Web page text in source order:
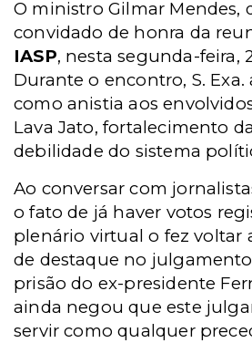
O ministro Gilmar Mendes,
convidado de honra da
IASP, nesta segunda-feira,
Durante o encontro, S.
como anistia aos
Lava Jato, fortalecimento
debilidade do sistema
Ao conversar com
o fato de já haver votos
plenário virtual o fez voltar
de destaque no
prisão do ex-presidente
ainda negou que este
servir como qualquer